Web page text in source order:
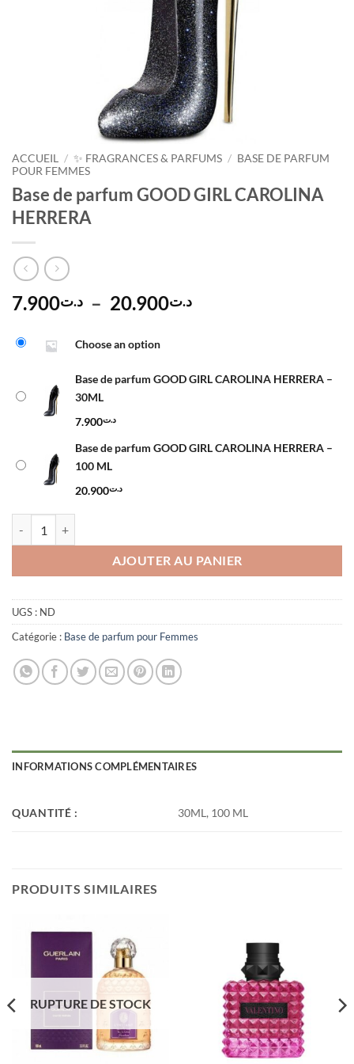
ACCUEIL / ✨ FRAGRANCES & PARFUMS / BASE DE PARFUM
POUR FEMMES
Base de parfum GOOD GIRL CAROLINA
HERRERA
د.ت7.900 – د.ت20.900
Plage
à
Choose an option
Base de parfum GOOD GIRL CAROLINA HERRERA –
30ML
د.ت7.900
Base de parfum GOOD GIRL CAROLINA HERRERA –
100 ML
د.ت20.900
AJOUTER AU PANIER
UGS : ND
Catégorie : Base de parfum pour Femmes
INFORMATIONS COMPLÉMENTAIRES
QUANTITÉ : 30ML, 100 ML
PRODUITS SIMILAIRES
RUPTURE DE STOCK